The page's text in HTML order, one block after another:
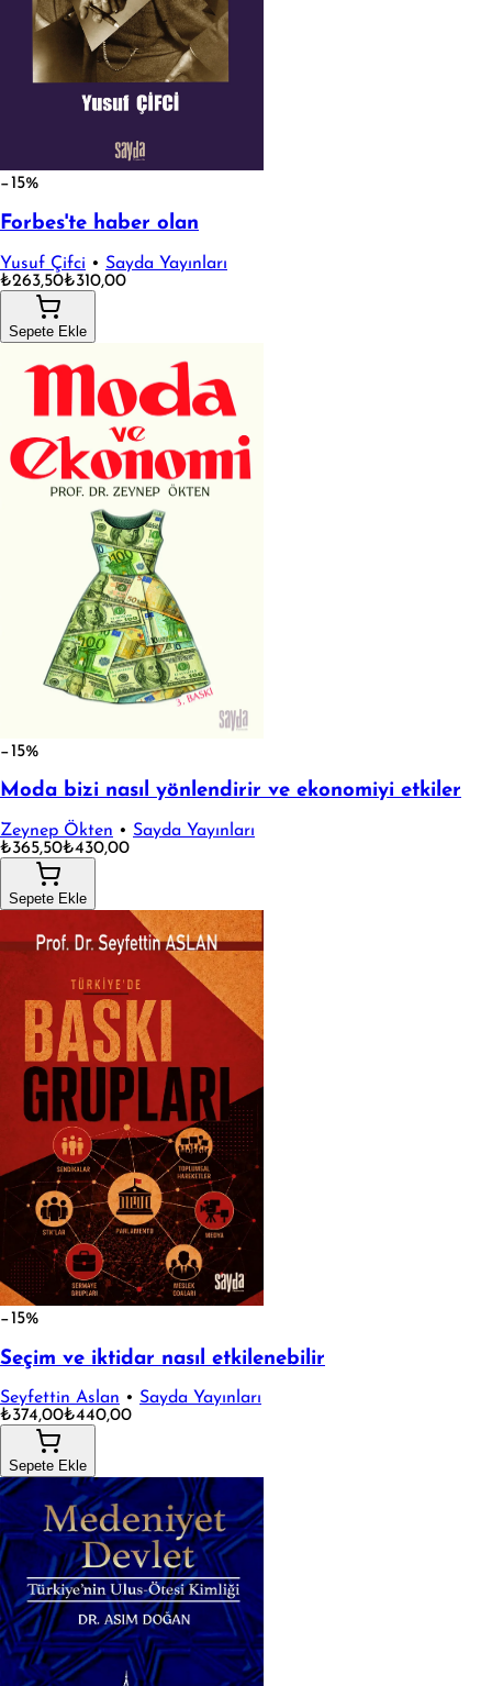
−15%
Forbes'te haber olan
Yusuf Çifci • Sayda Yayınları
₺263,50₺310,00
Sepete Ekle
−15%
Moda bizi nasıl yönlendirir ve ekonomiyi etkiler
Zeynep Ökten • Sayda Yayınları
₺365,50₺430,00
Sepete Ekle
−15%
Seçim ve iktidar nasıl etkilenebilir
Seyfettin Aslan • Sayda Yayınları
₺374,00₺440,00
Sepete Ekle